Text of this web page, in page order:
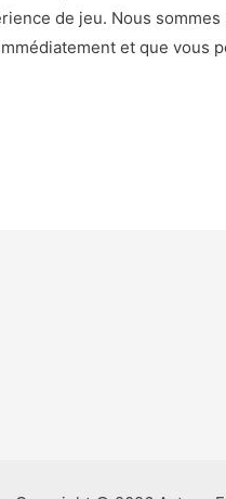
de jeu. Nous
et que vous